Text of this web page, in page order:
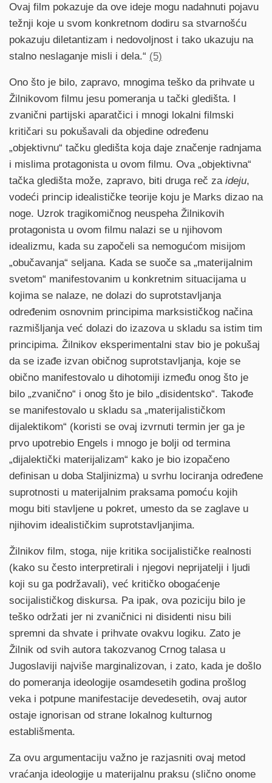
Ovaj film pokazuje da ove ideje mogu nadahnuti pojavu
težnji koje u svom konkretnom dodiru sa stvarnošću
pokazuju diletantizam i nedovoljnost i tako ukazuju na
stalno neslaganje misli i dela.“ (5)
Ono što je bilo, zapravo, mnogima teško da prihvate u
Žilnikovom filmu jesu pomeranja u tački gledišta. I
zvanični partijski aparatčici i mnogi lokalni filmski
kritičari su pokušavali da objedine određenu
„objektivnu“ tačku gledišta koja daje značenje radnjama
i mislima protagonista u ovom filmu. Ova „objektivna“
tačka gledišta može, zapravo, biti druga reč za ideju,
vodeći princip idealističke teorije koju je Marks dizao na
noge. Uzrok tragikomičnog neuspeha Žilnikovih
protagonista u ovom filmu nalazi se u njihovom
idealizmu, kada su započeli sa nemogućom misijom
„obučavanja“ seljana. Kada se suoče sa „materijalnim
svetom“ manifestovanim u konkretnim situacijama u
kojima se nalaze, ne dolazi do suprotstavljanja
određenim osnovnim principima marksističkog načina
razmišljanja već dolazi do izazova u skladu sa istim tim
principima. Žilnikov eksperimentalni stav bio je pokušaj
da se izađe izvan običnog suprotstavljanja, koje se
obično manifestovalo u dihotomiji između onog što je
bilo „zvanično“ i onog što je bilo „disidentsko“. Takođe
se manifestovalo u skladu sa „materijalističkom
dijalektikom“ (koristi se ovaj izvrnuti termin jer ga je
prvo upotrebio Engels i mnogo je bolji od termina
„dijalektički materijalizam“ kako je bio izopačeno
definisan u doba Staljinizma) u svrhu lociranja određene
suprotnosti u materijalnim praksama pomoću kojih
mogu biti stavljene u pokret, umesto da se zaglave u
njihovim idealističkim suprotstavljanjima.
Žilnikov film, stoga, nije kritika socijalističke realnosti
(kako su često interpretirali i njegovi neprijatelji i ljudi
koji su ga podržavali), već kritičko obogaćenje
socijalističkog diskursa. Pa ipak, ova poziciju bilo je
teško održati jer ni zvaničnici ni disidenti nisu bili
spremni da shvate i prihvate ovakvu logiku. Zato je
Žilnik od svih autora takozvanog Crnog talasa u
Jugoslaviji najviše marginalizovan, i zato, kada je došlo
do pomeranja ideologije osamdesetih godina prošlog
veka i potpune manifestacije devedesetih, ovaj autor
ostaje ignorisan od strane lokalnog kulturnog
establišmenta.
Za ovu argumentaciju važno je razjasniti ovaj metod
vraćanja ideologije u materijalnu praksu (slično onome